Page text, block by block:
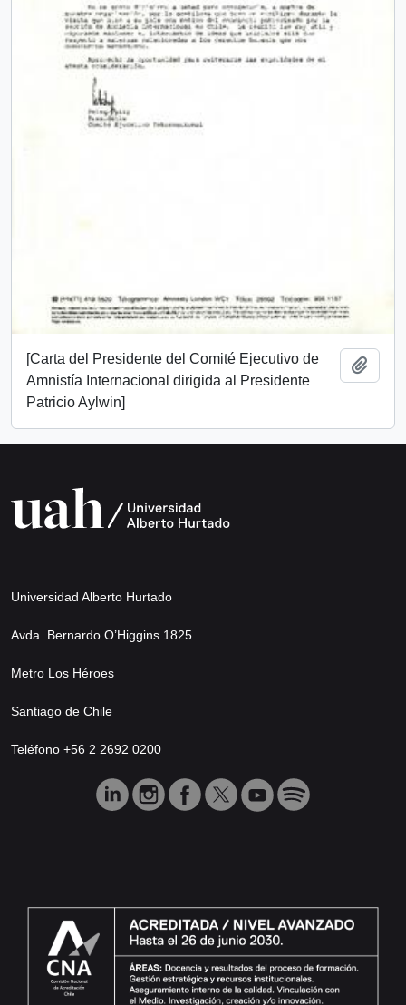
[Carta del Presidente del Comité Ejecutivo de
Amnistía Internacional dirigida al Presidente
Patricio Aylwin]
Universidad Alberto Hurtado
Avda. Bernardo O’Higgins 1825
Metro Los Héroes
Santiago de Chile
Teléfono +56 2 2692 0200